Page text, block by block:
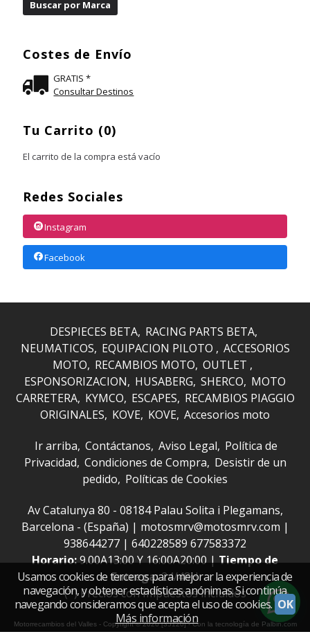
Costes de Envío
GRATIS *
Consultar Destinos
Tu Carrito (0)
El carrito de la compra está vacío
Redes Sociales
Instagram
Facebook
DESPIECES BETA RACING PARTS BETA
NEUMATICOS EQUIPACION PILOTO
ACCESORIOS
MOTO RECAMBIOS MOTO OUTLET
ESPONSORIZACION
HUSABERG SHERCO MOTO
CARRETERA KYMCO ESCAPES RECAMBIOS PIAGGIO
ORIGINALES KOVE KOVE Accesorios moto
Ir arriba Contáctanos Aviso Legal Política de
Privacidad Condiciones de Compra Desistir de un
pedido Políticas de Cookies
Av Catalunya 80 - 08184 Palau Solita i Plegamans,
Barcelona - (España) | motosmrv@motosmrv.com |
938644277 | 640228589 677583372
Horario:9.00A13:00 Y 16:00A20:00 |Tiempo de
Entrega:24/48H
(*) Precios con Impuestos incluidos
Motorrecambios del Valles- Copyright © 2026 [35120] - Con la tecnología de Palbin.com
Usamos cookies de terceros para mejorar la experiencia de
navegación, y obtener estadísticas anónimas. Si continúa
navegando consideramos que acepta el uso de cookies. OK
Más información